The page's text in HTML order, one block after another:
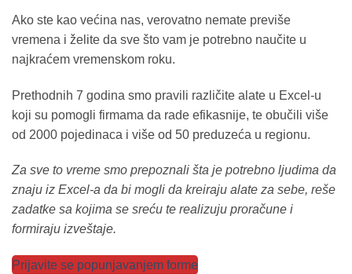
Ako ste kao većina nas, verovatno nemate previše
vremena i želite da sve što vam je potrebno naučite u
najkraćem vremenskom roku.
Prethodnih 7 godina smo pravili različite alate u Excel-u
koji su pomogli firmama da rade efikasnije, te obučili više
od 2000 pojedinaca i više od 50 preduzeća u regionu.
Za sve to vreme smo prepoznali šta je potrebno ljudima da
znaju iz Excel-a da bi mogli da kreiraju alate za sebe, reše
zadatke sa kojima se sreću te realizuju proračune i
formiraju izveštaje.
Prijavite se popunjavanjem forme